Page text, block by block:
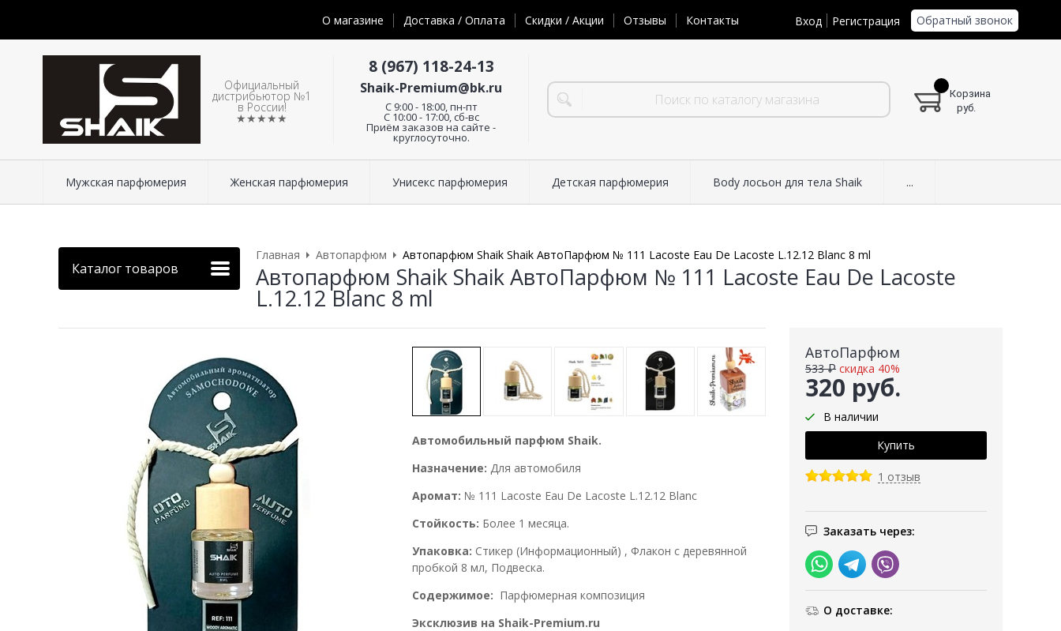
О магазине Доставка / Оплата Скидки / Акции Отзывы Контакты Вход Регистрация Обратный звонок
Официальный
дистрибьютор №1
в России!
★★★★★
8 (967) 118-24-13
Shaik-Premium@bk.ru
C 9:00 - 18:00, пн-пт
С 10:00 - 17:00, сб-вс
Приём заказов на сайте -
круглосуточно.
Корзина
руб.
Мужская парфюмерия Женская парфюмерия Унисекс парфюмерия Детская парфюмерия Body лосьон для тела Shaik ...
Каталог товаров
Главная Автопарфюм Автопарфюм Shaik Shaik АвтоПарфюм № 111 Lacoste Eau De Lacoste L.12.12 Blanc 8 ml
Автопарфюм Shaik Shaik АвтоПарфюм № 111 Lacoste Eau De Lacoste
L.12.12 Blanc 8 ml
АвтоПарфюм
320 руб.
533 ₽ скидка 40%
В наличии
1 отзыв
Заказать через:
О доставке:
Автомобильный парфюм Shaik.
Назначение: Для автомобиля
Аромат: № 111 Lacoste Eau De Lacoste L.12.12 Blanc
Стойкость: Более 1 месяца.
Упаковка: Стикер (Информационный) , Флакон с деревянной
пробкой 8 мл, Подвеска.
Содержимое: Парфюмерная композиция
Эксклюзив на Shaik-Premium.ru